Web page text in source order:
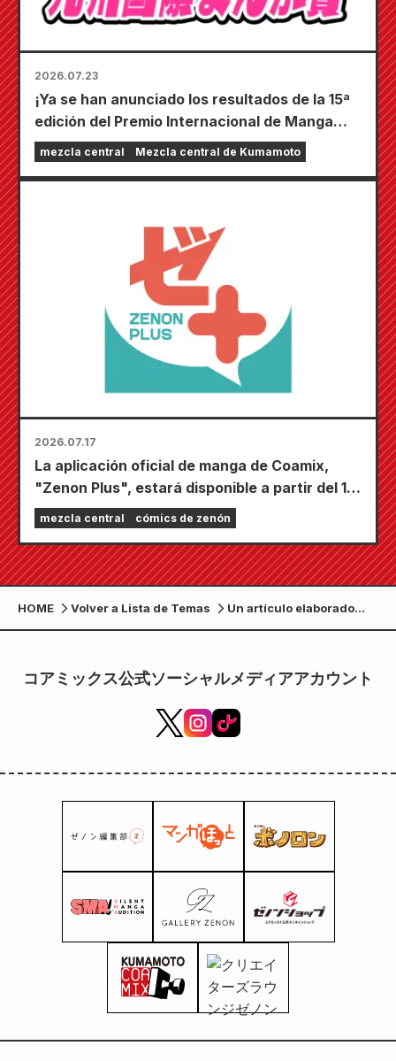
2026.07.23
¡Ya se han anunciado los resultados de la 15ª
edición del Premio Internacional de Manga
Coamix Kyushu!
mezcla central Mezcla central de Kumamoto
2026.07.17
La aplicación oficial de manga de Coamix,
"Zenon Plus", estará disponible a partir del 17
de julio. Está repleta de funciones para
mantenerte entretenido, incluyendo "Elige tu
primer capítulo gratis" y "Actualizaciones
diarias".
mezcla central cómics de zenón
HOME Volver a Lista de Temas
Un artículo elaborado
con las publicaciones de
internacional
コアミックス公式ソーシャルメディアアカウント